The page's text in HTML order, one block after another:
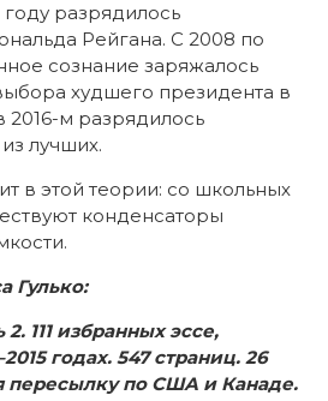
разрядилось
Рейгана. С 2008 по
сознание заряжалось
худшего президента в
2016-м разрядилось
лучших.
в этой теории: со школьных
конденсаторы
Гулько:
111 избранных эссе,
годах. 547 страниц. 26
пересылку по США и Канаде.